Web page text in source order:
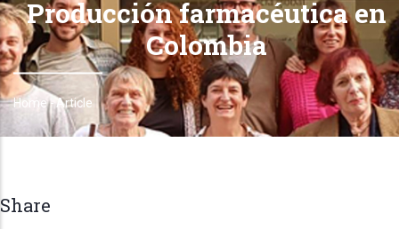
Producción farmacéutica en
Colombia
Breadcrumb
Home-Article
Share